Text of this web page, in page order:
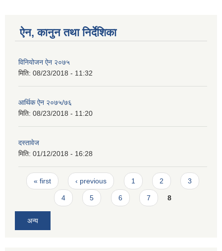
ऐन, कानुन तथा निर्देशिका
विनियोजन ऐन २०७५
मिति: 08/23/2018 - 11:32
आर्थिक ऐन २०७५/७६
मिति: 08/23/2018 - 11:20
दस्तावेज
मिति: 01/12/2018 - 16:28
Pages
« first ‹ previous 1 2 3
4 5 6 7 8
अन्य